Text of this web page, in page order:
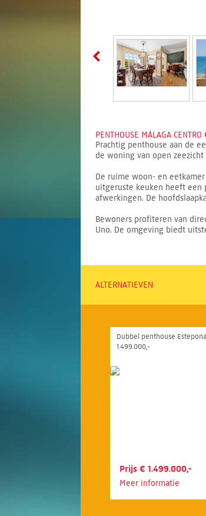
PENTHOUSE MÁLAGA
Prachtig penthouse aan de
de woning van open
De ruime woon- en
uitgeruste keuken heeft een
afwerkingen. De
Bewoners profiteren van
Uno. De omgeving biedt
ALTERNATIEVEN
Dubbel penthouse
1.499.000,-
Prijs € 1.499.000,-
Meer informatie